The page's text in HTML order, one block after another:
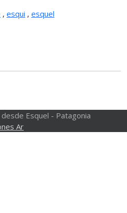
, esqui , esquel
Esquel - Patagonia
Ar